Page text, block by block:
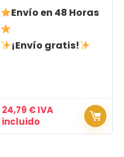
Envío en 48 Horas
¡Envío gratis!
24,79 €IVA
incluido